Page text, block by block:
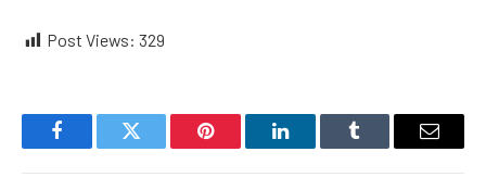
Post Views: 329
FacebookTwitter Pinterest LinkedInTumblr Email